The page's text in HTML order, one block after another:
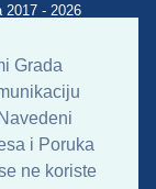
Grada
i Poruka
ne koriste
2017 - 2026
Kontakt